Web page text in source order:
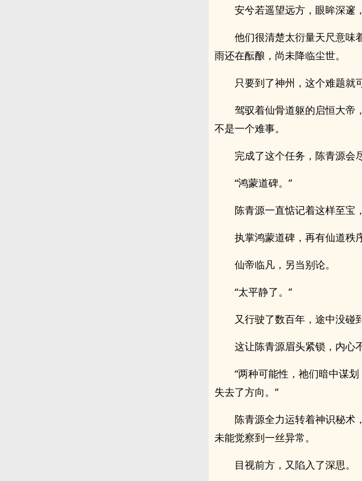
安兮若遥望远方，眼眸深邃
他们很清楚太衍量天尺意味
雨还在酝酿，尚未降临尘世。
只要到了神州，这个难题就
驾驭着仙骨道躯的启恒大帝
不是一个难事。
完成了这个任务，陈青源会
“鸿蒙道碑。”
陈青源一直惦记着这样至宝
执掌鸿蒙道碑，再有仙道秩
仙帝临凡，另当别论。
“太平静了。”
又行驶了数百年，途中没碰
这让陈青源眉头紧锁，内心
“两种可能性，祂们暗中谋
失去了方向。”
陈青源全力运转着神识秘术
未能觉察到一丝异常。
目视前方，又陷入了深思。